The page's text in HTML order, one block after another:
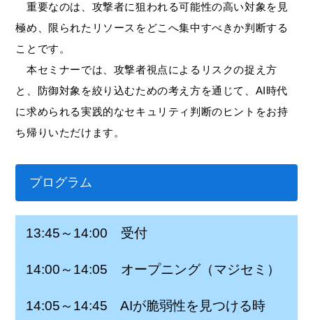
重要なのは、攻撃者に狙われる可能性の高い対象を見
極め、限られたリソースをどこへ集中すべきか判断する
ことです。
本セミナーでは、攻撃者視点によるリスクの捉え方
と、防御対象を絞り込むための考え方を通じて、AI時代
に求められる実践的なセキュリティ判断のヒントをお持
ち帰りいただけます。
プログラム
13:45～14:00 受付
14:00～14:05 オープニング（マジセミ）
14:05～14:45 AIが脆弱性を見つける時